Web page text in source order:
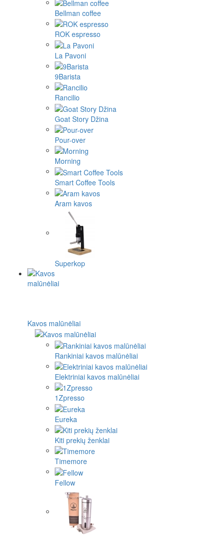
Bellman coffee
ROK espresso
La Pavoni
9Barista
Rancilio
Goat Story Džina
Pour-over
Morning
Smart Coffee Tools
Aram kavos
Superkop
Kavos malūnėliai
Rankiniai kavos malūnėliai
Elektriniai kavos malūnėliai
1Zpresso
Eureka
Kiti prekių ženklai
Timemore
Fellow